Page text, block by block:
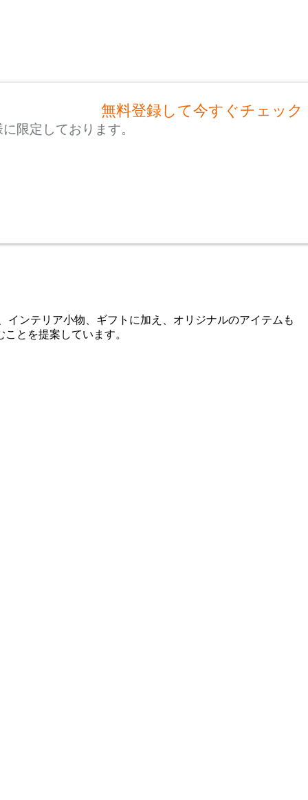
無料登録して今すぐチェック
限定しております。
ンテリア小物、ギフトに加え、オリジナルのアイテムも
とを提案しています。